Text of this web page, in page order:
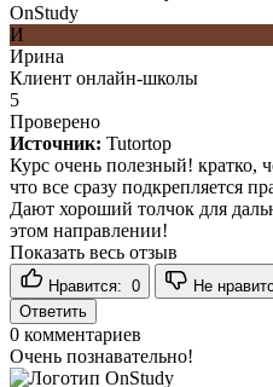
OnStudy
И
Ирина
Клиент онлайн-школы
5
Проверено
Источник: Tutortop
Курс очень полезный! кратко,
что все сразу подкрепляется
Дают хороший толчок для
этом направлении!
Показать весь отзыв
Нравится: 0 Не
Ответить
0 комментариев
Очень познавательно!